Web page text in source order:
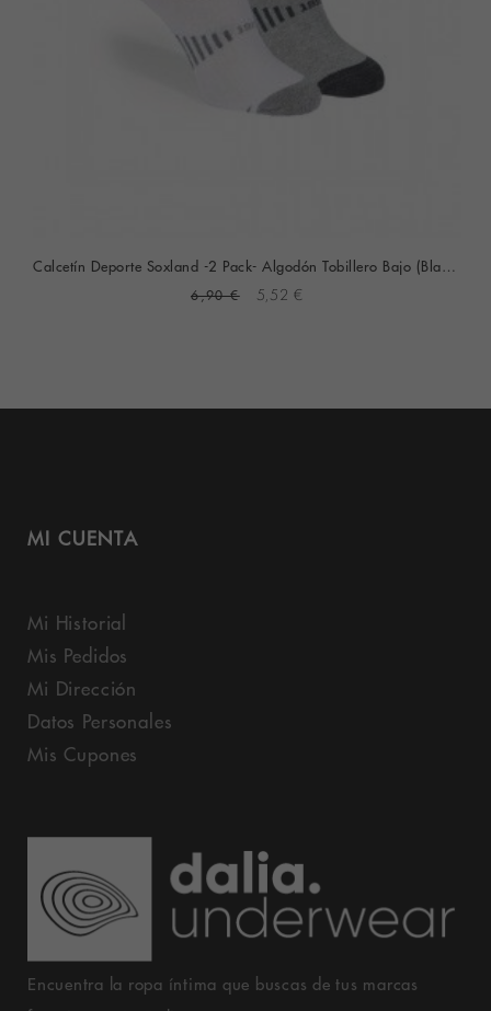
Calcetín Deporte Soxland -2 Pack- Algodón Tobillero Bajo (Blanco-Gris)
6,90 € 5,52 €
MI CUENTA
Mi Historial
Mis Pedidos
Mi Dirección
Datos Personales
Mis Cupones
Encuentra la ropa íntima que buscas de tus marcas